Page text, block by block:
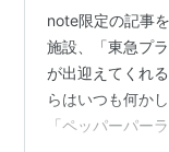
note限定の記事
施設、「東急プ
が出迎えてくれ
らはいつも何か
「ペッパーパー